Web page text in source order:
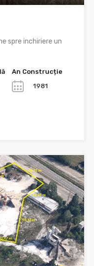
spre inchiriere un
An Construcție
1981